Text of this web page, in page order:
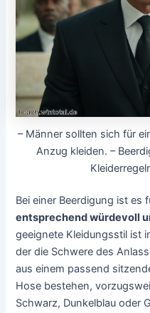
– Männer sollten sich für
Anzug kleiden. –
Bei einer Beerdigung ist es
entsprechend würdevoll
geeignete Kleidungsstil ist
der die Schwere des
aus einem passend
Hose bestehen,
Schwarz, Dunkelblau oder